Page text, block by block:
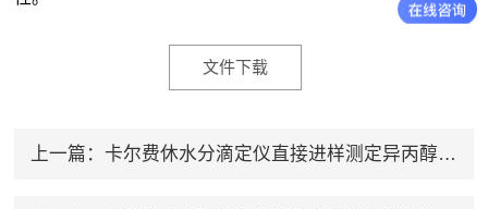
文件下载
上一篇： 卡尔费休水分滴定仪直接进样测定异丙醇中的水分